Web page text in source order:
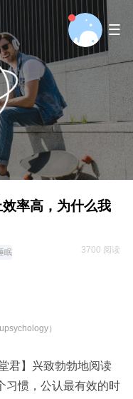
率高，为什么我
眠 3700 阅读
）
君】兴致勃勃地阅读
惯，公认最有效的时